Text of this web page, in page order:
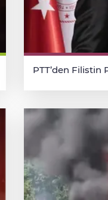
PTT’den Filistin